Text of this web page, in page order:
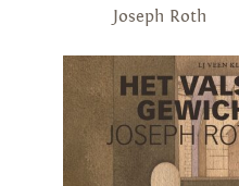
Joseph Roth